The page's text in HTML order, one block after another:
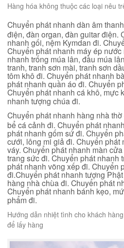
Hàng hóa không thuộc các loại nêu
Chuyển phát nhanh dàn âm
điện, đàn organ, đàn guitar điện.
nhanh gối, nệm Kymdan đi.
Chuyển phát nhanh máy ép
nhanh trống múa lân, đầu múa
tranh, tranh sơn mài, tranh sơn
tôm khô đi. Chuyển phát nhanh
phát nhanh quần áo đi. Chuyển
Chuyển phát nhanh cá khô, mực
nhanh tượng chúa đi.
Chuyển phát nhanh hàng nhà
bể cá cảnh đi. Chuyển phát
phát nhanh gốm sứ đi. Chuyển
cưới, lông mi giả đi. Chuyển phát
váy. Chuyển phát nhanh màn
trang sức đi. Chuyển phát nhanh
phát nhanh võng xếp đi. Chuyển
đi.Chuyển phát nhanh tượng
hàng nhà chùa đi. Chuyển phát
Chuyển phát nhanh bánh kẹo,
phẩm đi.
Hướng dẫn nhiệt tình cho khách
để lấy hàng